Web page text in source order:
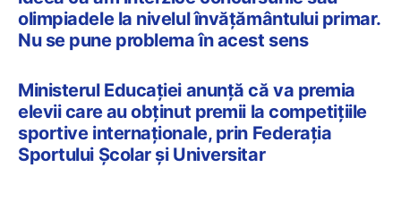
olimpiadele la nivelul învățământului primar.
Nu se pune problema în acest sens
Ministerul Educației anunță că va premia
elevii care au obținut premii la competițiile
sportive internaționale, prin Federația
Sportului Școlar și Universitar